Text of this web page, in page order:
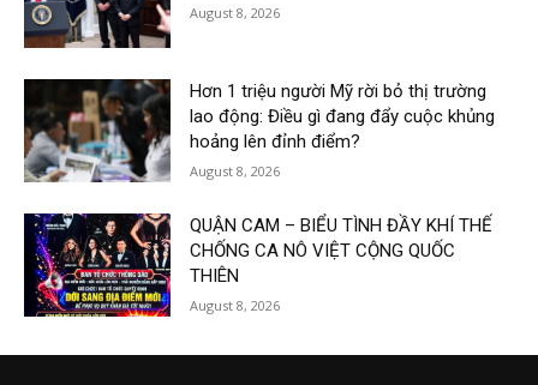
August 8, 2026
Hơn 1 triệu người Mỹ rời bỏ thị trường
lao động: Điều gì đang đẩy cuộc khủng
hoảng lên đỉnh điểm?
August 8, 2026
QUẬN CAM – BIỂU TÌNH ĐẦY KHÍ THẾ
CHỐNG CA NÔ VIỆT CỘNG QUỐC
THIÊN
August 8, 2026